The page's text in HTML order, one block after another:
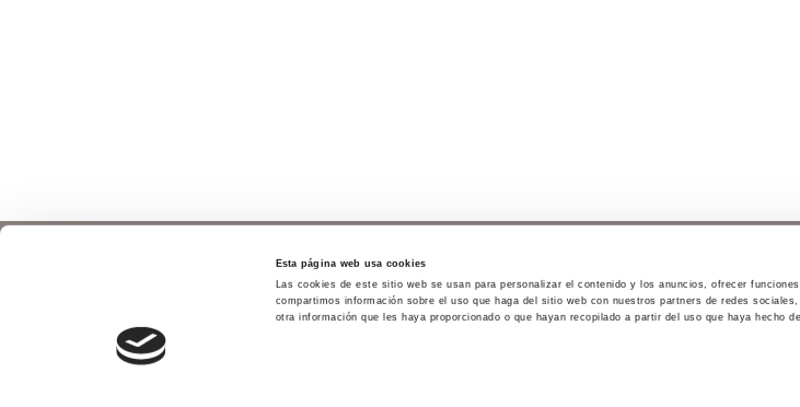
Esta página web usa cookies
Las cookies de este sitio web se usan para personalizar el contenido y los anuncios, ofrecer
compartimos información sobre el uso que haga del sitio web con nuestros partners de redes
otra información que les haya proporcionado o que hayan recopilado a partir del uso que haya hecho
Avda. Pintor Xavier Soler,
03015 Alicante